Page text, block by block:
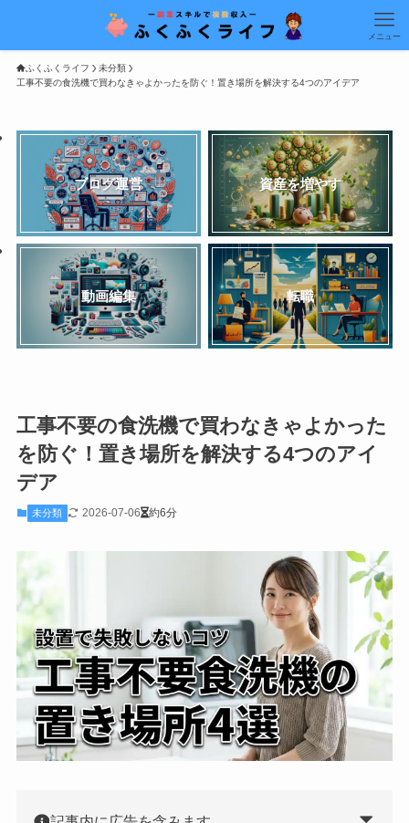
メニュー
ふくふくライフ
未分類
工事不要の食洗機で買わなきゃよかったを防ぐ！置き場所を解決する4つのアイデア
ブログ運営 資産を増やす
動画編集 転職
工事不要の食洗機で買わなきゃよかった
を防ぐ！置き場所を解決する4つのアイ
デア
未分類 2026-07-06 約6分